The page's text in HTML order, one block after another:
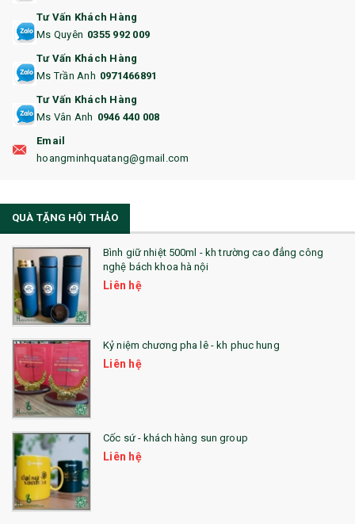
15. BỘ BẤM MÓNG
16. BAO HỘ CHIẾU
18. ẤM CHÉN QUÀ TẶNG
19. ĐỒNG HỒ TREO TƯỜNG
22. ĐỒNG HỒ ĐỂ BÀN
23. QÙA TẶNG ĐỘC ĐÁO
24. QÙA TẶNG PHA LÊ
25. QUÀ TẶNG GLASSLOCK
26. QUÀ TẶNG LUMINARC
28. BỘ ĐỒ ĂN CAO CẤP
29. MÓC KHOÁ
31. TÚI VẢI KHÔNG DỆT
32. TÚI VẢI BỐ
33. MŨ LƯỠI TRAI
Tư Vấn Khách Hàng
Ms Quyên 0355 992 009
Tư Vấn Khách Hàng
Ms Trần Anh 0971466891
Tư Vấn Khách Hàng
Ms Vân Anh 0946 440 008
Email
hoangminhquatang@gmail.com
QUÀ TẶNG HỘI THẢO
Bình giữ nhiệt 500ml - kh trường cao đẳng công
nghệ bách khoa hà nội
Liên hệ
Kỷ niệm chương pha lê - kh phuc hung
Liên hệ
Cốc sứ - khách hàng sun group
Liên hệ